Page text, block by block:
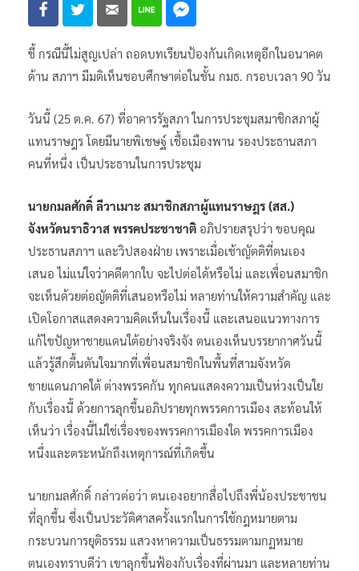
ชี้ กรณีนี้ไม่สูญเปล่า ถอดบทเรียนป้องกันเกิดเหตุอีกในอนาคต
ด้าน สภาฯ มีมติเห็นชอบศึกษาต่อในชั้น กมธ. กรอบเวลา 90 วัน
วันนี้ (25 ต.ค. 67) ที่อาคารรัฐสภา ในการประชุมสมาชิกสภาผู้
แทนราษฎร โดยมีนายพิเชษฐ์ เชื้อเมืองพาน รองประธานสภา
คนที่หนึ่ง เป็นประธานในการประชุม
นายกมลศักดิ์ ลีวาเมาะ สมาชิกสภาผู้แทนราษฎร (สส.)
จังหวัดนราธิวาส พรรคประชาชาติ อภิปรายสรุปว่า ขอบคุณ
ประธานสภาฯ และวิปสองฝ่าย เพราะเมื่อเช้าญัตติที่ตนเอง
เสนอ ไม่แน่ใจว่าคดีตากใบ จะไปต่อได้หรือไม่ และเพื่อนสมาชิก
จะเห็นด้วยต่อญัตติที่เสนอหรือไม่ หลายท่านให้ความสำคัญ และ
เปิดโอกาสแสดงความคิดเห็นในเรื่องนี้ และเสนอแนวทางการ
แก้ไขปัญหาชายแดนใต้อย่างจริงจัง ตนเองเห็นบรรยากาศวันนี้
แล้วรู้สึกตื้นตันใจมากที่เพื่อนสมาชิกในพื้นที่สามจังหวัด
ชายแดนภาคใต้ ต่างพรรคกัน ทุกคนแสดงความเป็นห่วงเป็นใย
กับเรื่องนี้ ด้วยการลุกขึ้นอภิปรายทุกพรรคการเมือง สะท้อนให้
เห็นว่า เรื่องนี้ไม่ใช่เรื่องของพรรคการเมืองใด พรรคการเมือง
หนึ่งและตระหนักถึงเหตุการณ์ที่เกิดขึ้น
นายกมลศักดิ์ กล่าวต่อว่า ตนเองอยากสื่อไปถึงพี่น้องประชาชน
ที่ลุกขึ้น ซึ่งเป็นประวัติศาสครั้งแรกในการใช้กฎหมายตาม
กระบวนการยุติธรรม แสวงหาความเป็นธรรมตามกฏหมาย
ตนเองทราบดีว่า เขาลุกขึ้นฟ้องกับเรื่องที่ผ่านมา และหลายท่าน